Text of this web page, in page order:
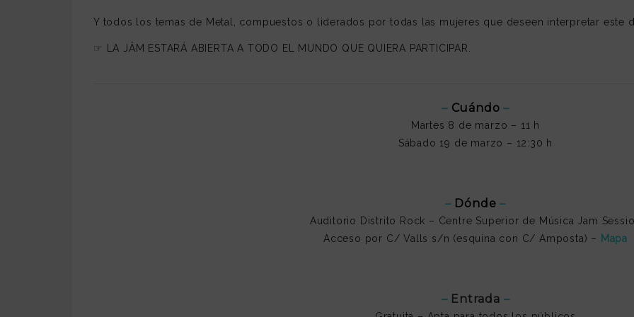
Y todos los temas de Metal, compuestos o liderados por todas las mujeres que deseen interpretar este
☞ LA JÂM ESTARÁ ABIERTA A TODO EL MUNDO QUE QUIERA PARTICIPAR.
–Cuándo –
Martes 8 de marzo – 11 h
Sábado 19 de marzo – 12:30 h
–Dónde –
Auditorio Distrito Rock – Centre Superior de Música Jam
Acceso por C/ Valls s/n (esquina con C/ Amposta) – Mapa
–Entrada –